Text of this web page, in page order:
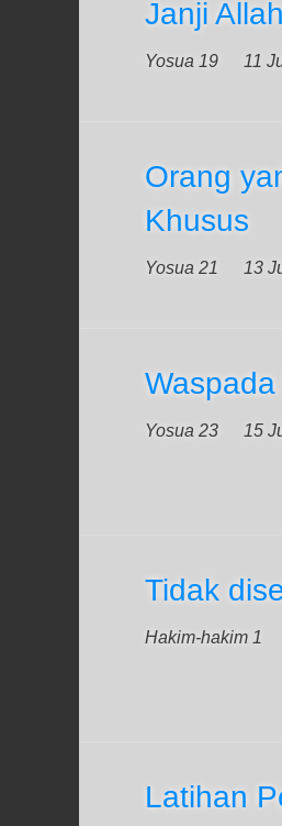
Janji
Yosua 19 11
Orang
Khusus
Yosua 21 13
Yosua 23 15
Tidak
Hakim-hakim 1
Latihan